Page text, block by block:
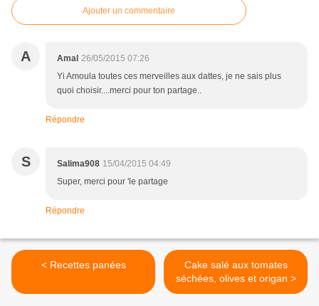
Ajouter un commentaire
A Amal 26/05/2015 07:26
Yi Amoula toutes ces merveilles aux dattes, je ne sais plus
quoi choisir....merci pour ton partage..
Répondre
S Salima908 15/04/2015 04:49
Super, merci pour 'le partage
Répondre
< Recettes panées
Cake salé aux tomates
séchées, olives et origan >